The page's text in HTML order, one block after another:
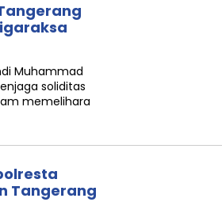
Muhammad
soliditas
memelihara
Tangerang